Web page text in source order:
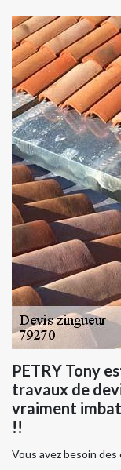
PETRY Tony
travaux de
vraiment
!!
Vous avez besoin